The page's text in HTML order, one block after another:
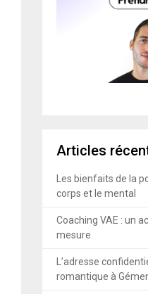
Articles
Les bienfaits de la
corps et le mental
Coaching VAE : un
mesure
L’adresse
romantique à